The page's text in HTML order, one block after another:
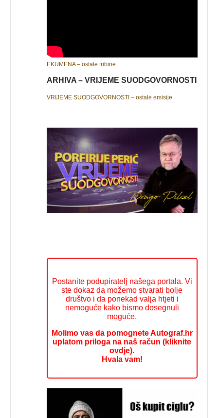
EKUMENA – ostale tribine
ARHIVA – VRIJEME SUODGOVORNOSTI
VRIJEME SUODGOVORNOSTI – ostale emisije
Postanite podupiratelj našega portala. Vi
ste dokaz da možemo stvarati bolje
društvo i da ponekad valja htjeti i
nemoguće kako bismo dosegnuli
moguće.
Molimo vas da pomognete Autograf.hr
uplatom priloga na naš račun (kliknite
ovdje).
Hvala vam!